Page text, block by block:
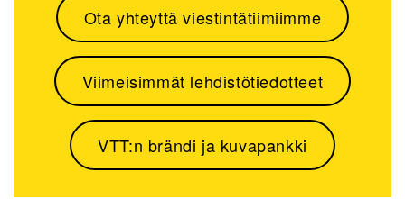
Ota yhteyttä viestintätiimiimme
Viimeisimmät lehdistötiedotteet
VTT:n brändi ja kuvapankki